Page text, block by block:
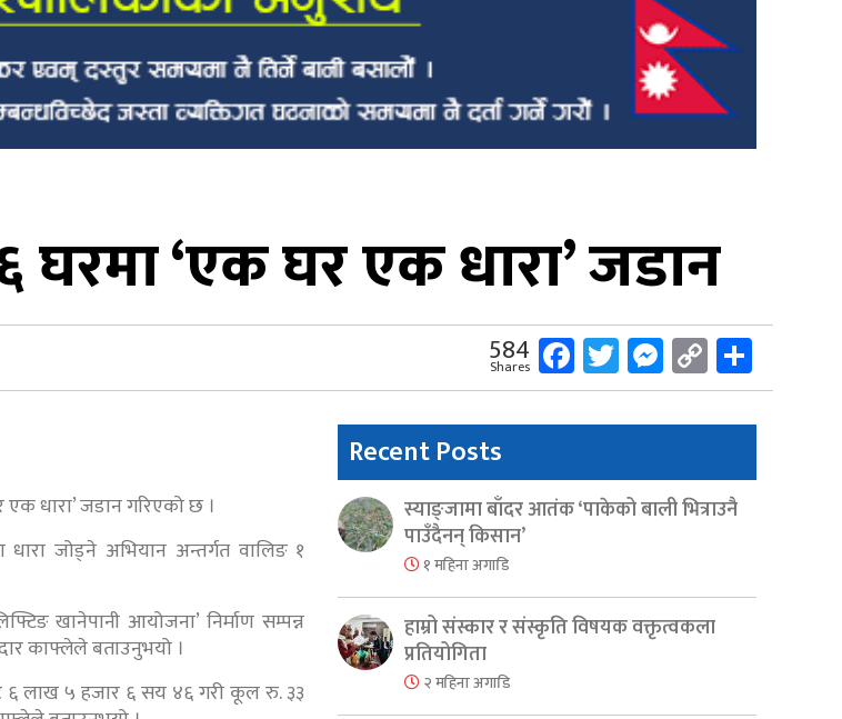
घरमा ‘एक घर एक धारा’ जडान
584
Shares Facebook
Twitter
Messenger
Copy
Link
धारा’ जडान गरिएको छ ।
जोड्ने अभियान अन्तर्गत वालिङ १
खानेपानी आयोजना’ निर्माण सम्पन्न
काफ्लेले बताउनुभयो ।
६ लाख ५ हजार ६ सय ४६ गरी कूल रु. ३३
Recent Posts
स्याङ्जामा बाँदर आतंक ‘पाकेको बाली भित्राउनै
पाउँदैनन् किसान’
१ महिना अगाडि
हाम्रो संस्कार र संस्कृति विषयक वक्तृत्वकला
प्रतियोगिता
२ महिना अगाडि